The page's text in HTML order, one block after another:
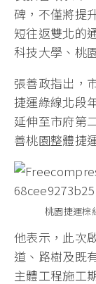
碑，不僅將提
短往返雙北的
科技大學、桃
張善政指出，
捷運綠線北段
延伸至市府第
善桃園整體捷
桃園捷運棕
他表示，此次
道、路樹及既
主體工程施工